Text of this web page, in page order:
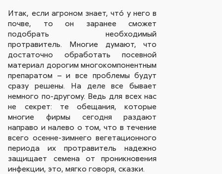
Итак, если агроном знает, чтó у него в
почве, то он заранее сможет
подобрать необходимый
протравитель. Многие думают, что
достаточно обработать посевной
материал дорогим многокомпонентным
препаратом – и все проблемы будут
сразу решены. На деле все бывает
немного по-другому. Ведь для всех нас
не секрет: те обещания, которые
многие фирмы сегодня раздают
направо и налево о том, что в течение
всего осенне-зимнего вегетационного
периода их протравитель надежно
защищает семена от проникновения
инфекции, это, мягко говоря, сказки.